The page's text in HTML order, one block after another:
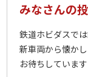
みなさんの
鉄道ホビダスで
新車両から懐か
お待ちしています